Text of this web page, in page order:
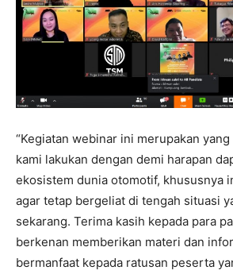
“Kegiatan webinar ini merupakan
kami lakukan dengan demi harapan
ekosistem dunia otomotif, khususnya
agar tetap bergeliat di tengah situasi
sekarang. Terima kasih kepada para
berkenan memberikan materi dan
bermanfaat kepada ratusan peserta